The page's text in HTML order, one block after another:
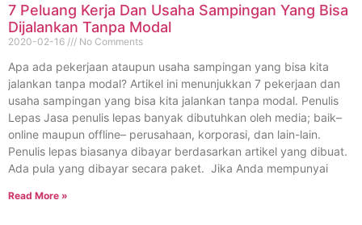
7 Peluang Kerja Dan Usaha Sampingan Yang Bisa
Dijalankan Tanpa Modal
2020-02-16 No Comments
Apa ada pekerjaan ataupun usaha sampingan yang bisa kita
jalankan tanpa modal? Artikel ini menunjukkan 7 pekerjaan dan
usaha sampingan yang bisa kita jalankan tanpa modal. Penulis
Lepas Jasa penulis lepas banyak dibutuhkan oleh media; baik–
online maupun offline– perusahaan, korporasi, dan lain-lain.
Penulis lepas biasanya dibayar berdasarkan artikel yang dibuat.
Ada pula yang dibayar secara paket. Jika Anda mempunyai
Read More »